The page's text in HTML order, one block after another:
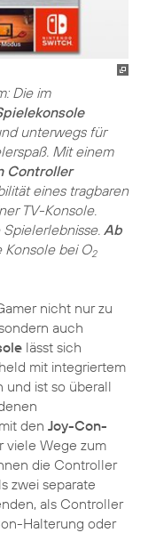
Die im
unterwegs für
Mit einem
Controller
eines tragbaren
TV-Konsole.
Ab
bei O2
nicht nur zu
auch
lässt sich
mit integriertem
und ist so überall
den Joy-Con-
viele Wege zum
die Controller
zwei separate
als Controller
Halterung oder